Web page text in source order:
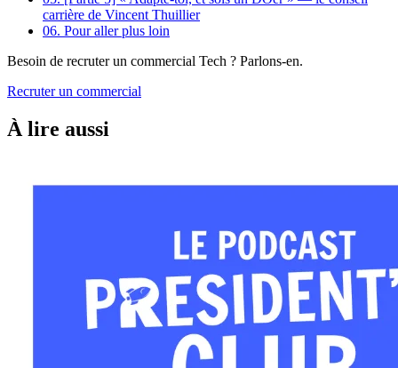
carrière de Vincent Thuillier
06. Pour aller plus loin
Besoin de recruter un commercial Tech ? Parlons-en.
Recruter un commercial
À lire aussi